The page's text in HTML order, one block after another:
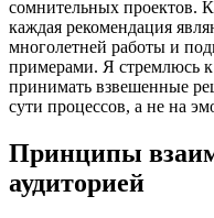
сомнительных проектов.
каждая рекомендация
многолетней работы и
примерами. Я стремлюсь
принимать взвешенные
сути процессов, а не на
Принципы
аудиторией